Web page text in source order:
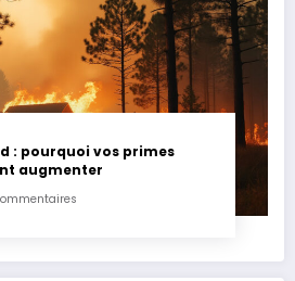
: pourquoi vos primes
augmenter